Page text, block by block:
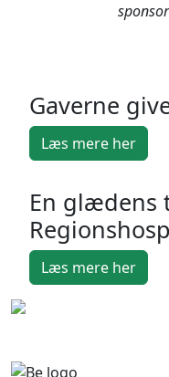
Gaverne
Læs mere her
En glædens
Læs mere her